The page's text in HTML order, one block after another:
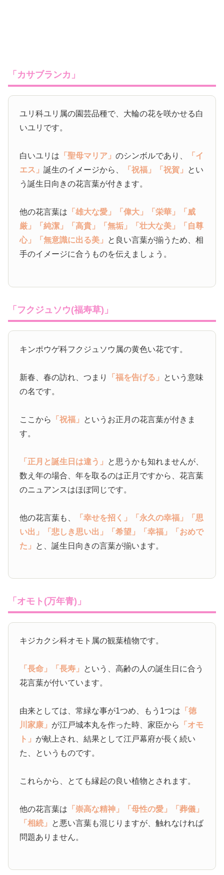
「カサブランカ」
ユリ科ユリ属の園芸品種で、大輪の花を咲かせる白
いユリです。
白いユリは 「聖母マリア」のシンボルであり、
「イ
エス」誕生のイメージから、 「祝福」 「祝賀」 とい
う誕生日向きの花言葉が付きます。
他の花言葉は 「雄大な愛」 「偉大」 「栄華」
「威
厳」
「純潔」 「高貴」 「無垢」 「壮大な美」
「自尊
心」
「無意識に出る美」 と良い言葉が揃うため、相
手のイメージに合うものを伝えましょう。
「フクジュソウ(福寿草)」
キンポウゲ科フクジュソウ属の黄色い花です。
新春、春の訪れ、つまり 「福を告げる」 という意味
の名です。
ここから 「祝福」 というお正月の花言葉が付きま
す。
「正月と誕生日は違う」 と思うかも知れませんが、
数え年の場合、年を取るのは正月ですから、花言葉
のニュアンスはほぼ同じです。
他の花言葉も、 「幸せを招く」 「永久の幸福」
「思
い出」
「悲しき思い出」 「希望」 「幸福」
「おめで
た」 と、誕生日向きの言葉が揃います。
「オモト(万年青)」
キジカクシ科オモト属の観葉植物です。
「長命」 「長寿」 という、高齢の人の誕生日に合う
花言葉が付いています。
由来としては、常緑な事が1つめ、もう1つは 「徳
川家康」 が江戸城本丸を作った時、家臣から
「オモ
ト」 が献上され、結果として江戸幕府が長く続い
た、というものです。
これらから、とても縁起の良い植物とされます。
他の花言葉は 「崇高な精神」 「母性の愛」
「葬儀」
「相続」 と悪い言葉も混じりますが、触れなければ
問題ありません。